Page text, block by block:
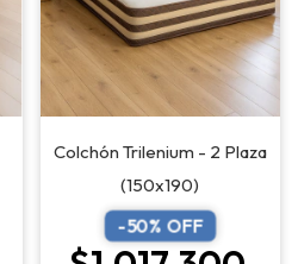
Colchón Trilenium - 2 Plaza
(150x190)
-50% OFF